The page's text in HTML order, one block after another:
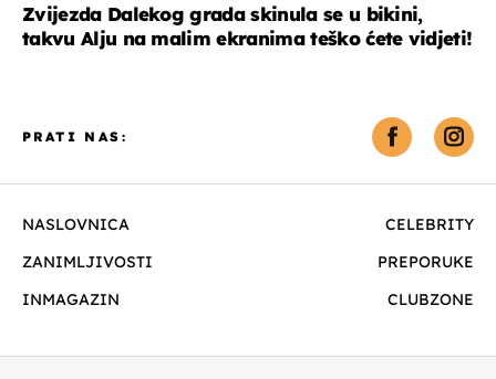
Zvijezda Dalekog grada skinula se u bikini,
takvu Alju na malim ekranima teško ćete vidjeti!
NASLOVNICA
CELEBRITY
ZANIMLJIVOSTI
PREPORUKE
INMAGAZIN
CLUBZONE
PRATI NAS: